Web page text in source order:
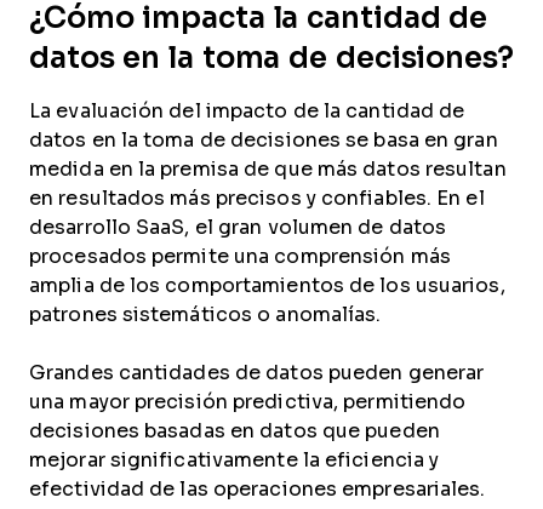
¿Cómo impacta la cantidad de
datos en la toma de decisiones?
La evaluación del impacto de la cantidad de
datos en la toma de decisiones se basa en gran
medida en la premisa de que más datos resultan
en resultados más precisos y confiables. En el
desarrollo SaaS, el gran volumen de datos
procesados permite una comprensión más
amplia de los comportamientos de los usuarios,
patrones sistemáticos o anomalías.
Grandes cantidades de datos pueden generar
una mayor precisión predictiva, permitiendo
decisiones basadas en datos que pueden
mejorar significativamente la eficiencia y
efectividad de las operaciones empresariales.